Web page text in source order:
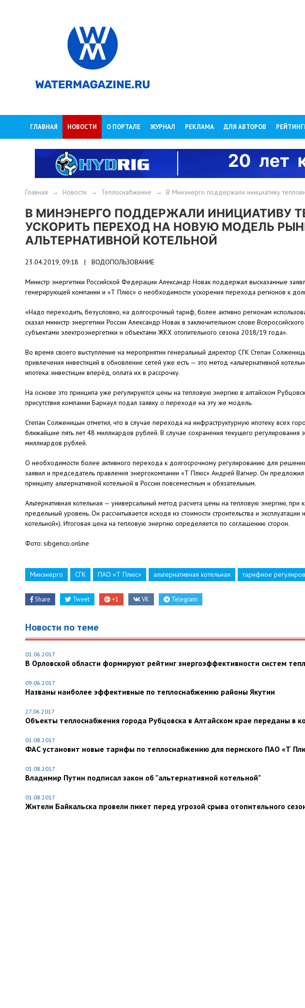
ГЛАВНАЯ НОВОСТИ О ПОРТАЛЕ ЖУРНАЛ РЕКЛАМА ДЛЯ АВТОРОВ
Главная → Новости → Теплоснабжение → В Минэнерго поддержали инициативу
В МИНЭНЕРГО ПОДДЕРЖАЛИ ИНИЦИАТИВУ
УСКОРИТЬ ПЕРЕХОД НА НОВУЮ МОДЕЛЬ
АЛЬТЕРНАТИВНОЙ КОТЕЛЬНОЙ
23.04.2019, 09:18 | ВОДОПОЛЬЗОВАНИЕ
Министр энергетики Российской Федерации Александр Новак поддержал высказанные
генерирующей компании и «Т Плюс» о необходимости ускорения перехода регионов к
«Надо переходить, безусловно, на долгосрочный тариф, более активно регионам
сказал министр энергетики России Александр Новак в заключительном слове
субъектами электроэнергетики и объектами ЖКХ отопительного сезона 2018/19 года».
Во время своего выступление на мероприятии генеральный директор СГК Степан
привлечения инвестиций в обновление сетей уже есть — это метод «альтернативной
ипотека: инвестиции вперёд, оплата их в рассрочку.
На основе это принципа уже регулируются цены на тепловую энергию в алтайском
присутствия компании Барнаул подал заявку о переходе на эту же модель.
Степан Солженицын отметил, что в случае перехода на инфраструктурную ипотеку всех
ближайшие пять лет 48 миллиардов рублей. В случае сохранения текущего
миллиардов рублей.
О необходимости более активного перехода к долгосрочному регулированию для
заявил и председатель правления энергокомпании «Т Плюс» Андрей Вагнер. Он
принципу альтернативной котельной в России повсеместным и обязательным.
Альтернативная котельная — универсальный метод расчета цены на тепловую энергию, при
предельный уровень. Он рассчитывается исходя из стоимости строительства и эксплуатации
котельной»). Итоговая цена на тепловую энергию определяется по соглашению сторон.
Фото: sibgenco.online
Минэнерго СГК ПАО «Т Плюс» альтернативная котельная тарифное
Share Tweet +1 VK Telegram
Новости по теме
01.06.2017
В Орловской области формируют рейтинг энергоэффективности систем
09.06.2017
Названы наиболее эффективные по теплоснабжению районы Якутии
27.06.2017
Объекты теплоснабжения города Рубцовска в Алтайском крае переданы в
01.08.2017
ФАС установит новые тарифы по теплоснабжению для пермского ПАО «Т
01.08.2017
Владимир Путин подписал закон об "альтернативной котельной"
01.08.2017
Жители Байкальска провели пикет перед угрозой срыва отопительного